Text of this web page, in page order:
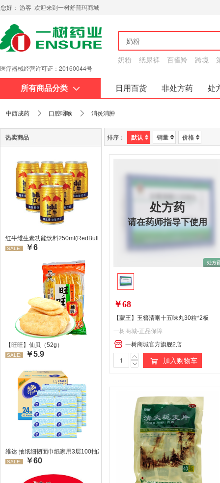
您好： 游客 欢迎来到一树舒普玛商城
医疗器械经营许可证：20160044号
奶粉 纸尿裤 百雀羚 跨境
所有商品分类 日用百货 非处方药
处
中西成药 口腔咽喉 消炎消肿
热卖商品
红牛维生素功能饮料250ml(RedBull/红牛)
SALE: ￥6
【旺旺】仙贝（52g）
SALE: ￥5.9
维达 抽纸细韧面巾纸家用3层100抽24包/箱 超值装 偏远地区不发货偏远地区:(含
SALE: ￥60
排序： 默认 销量 价格
处方药
请在药师指导下使用
￥68
【蒙王】玉簪清咽十五味丸30粒*2板
一树商城-正品保障
一树商城官方旗舰2店
加入购物车